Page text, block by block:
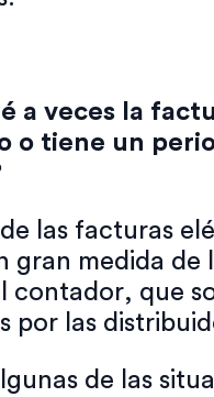
a veces la
o tiene un
las facturas
gran medida de
contador, que
por las
de las